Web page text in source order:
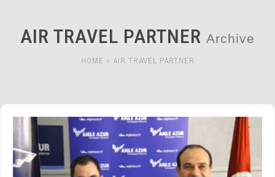
AIR TRAVEL PARTNER Archive
HOME > AIR TRAVEL PARTNER